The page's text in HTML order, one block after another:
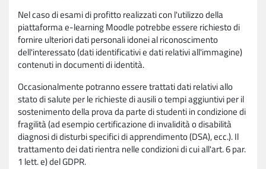
Nel caso di esami di profitto realizzati con l'utilizzo della
piattaforma e-learning Moodle potrebbe essere richiesto di
fornire ulteriori dati personali idonei al riconoscimento
dell'interessato (dati identificativi e dati relativi all'immagine)
contenuti in documenti di identità.
Occasionalmente potranno essere trattati dati relativi allo
stato di salute per le richieste di ausili o tempi aggiuntivi per il
sostenimento della prova da parte di studenti in condizione di
fragilità (ad esempio certificazione di invalidità o disabilità
diagnosi di disturbi specifici di apprendimento (DSA), ecc.). Il
trattamento dei dati rientra nelle condizioni di cui all'art. 6 par.
1 lett. e) del GDPR.